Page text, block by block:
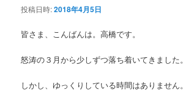
投稿日時:2018年4月5日
皆さま、こんばんは。高橋です。
怒涛の３月から少しずつ落ち着いてきました。
しかし、ゆっくりしている時間はありません。